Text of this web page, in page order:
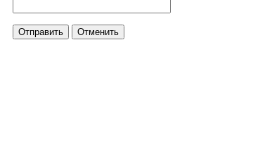
Отправить Отменить